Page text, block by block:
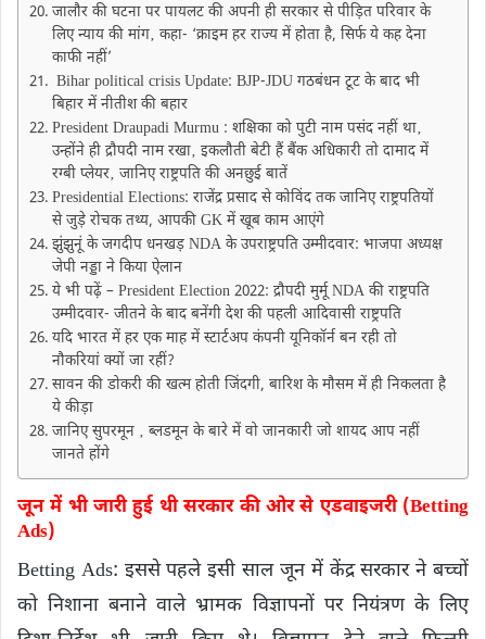
जालौर की घटना पर पायलट की अपनी ही सरकार से पीड़ित परिवार के
लिए न्याय की मांग‚ कहा- ‘क्राइम हर राज्य में होता है, सिर्फ ये कह देना
काफी नहीं’
Bihar political crisis Update: BJP-JDU गठबंधन टूट के बाद भी
बिहार में नीतीश की बहार
President Draupadi Murmu : शक्षिका को पुटी नाम पसंद नहीं था‚
उन्होंने ही द्रौपदी नाम रखा‚ इकलौती बेटी हैं बैंक अधिकारी तो दामाद में
रग्बी प्लेयर‚ जानिए राष्ट्रपति की अनछुई बातें
Presidential Elections: राजेंद्र प्रसाद से कोविंद तक जानिए राष्ट्रपतियों
से जुड़े रोचक तथ्य, आपकी GK में खूब काम आएंगे
झुंझुनूं के जगदीप धनखड़ NDA के उपराष्ट्रपति उम्मीदवार: भाजपा अध्यक्ष
जेपी नड्डा ने किया ऐलान
ये भी पढ़ें – President Election 2022: द्रौपदी मुर्मू NDA की राष्ट्रपति
उम्मीदवार- जीतने के बाद बनेंगी देश की पहली आदिवासी राष्ट्रपति
यदि भारत में हर एक माह में स्टार्टअप कंपनी यूनिकॉर्न बन रही तो
नौकरियां क्यों जा रहीं?
सावन की डोकरी की खत्म होती जिंदगी, बारिश के मौसम में ही निकलता है
ये कीड़ा
जानिए सुपरमून ‚ ब्लडमून के बारे में वो जानकारी जो शायद आप नहीं
जानते होंगे
जून में भी जारी हुई थी सरकार की ओर से एडवाइजरी (Betting
Ads)
Betting Ads: इससे पहले इसी साल जून में केंद्र सरकार ने बच्चों
को निशाना बनाने वाले भ्रामक विज्ञापनों पर नियंत्रण के लिए